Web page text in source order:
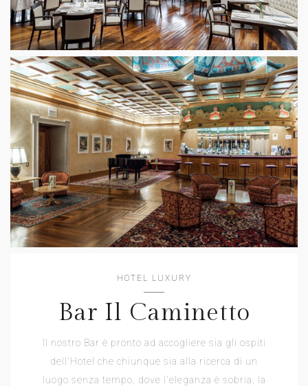
HOTEL LUXURY
Bar Il Caminetto
Il nostro Bar è pronto ad accogliere sia gli ospiti
dell'Hotel che chiunque sia alla ricerca di un
luogo senza tempo, dove l'eleganza è sobria, la